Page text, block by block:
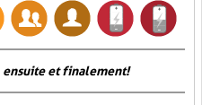
ensuite et finalement!